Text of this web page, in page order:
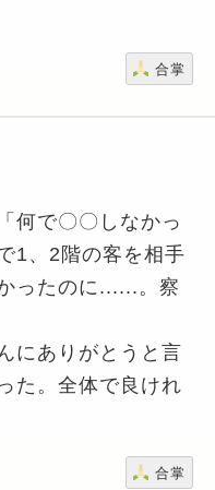
合掌
何で〇〇しなかっ
1、2階の客を相手
ったのに......。察
にありがとうと言
た。全体で良けれ
合掌